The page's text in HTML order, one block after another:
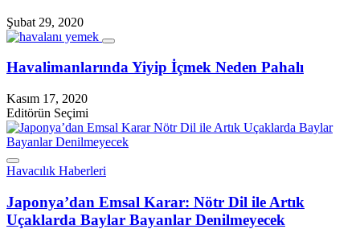
Şubat 29, 2020
Havalimanlarında Yiyip İçmek Neden Pahalı
Kasım 17, 2020
Editörün Seçimi
Havacılık Haberleri
Japonya’dan Emsal Karar: Nötr Dil ile Artık
Uçaklarda Baylar Bayanlar Denilmeyecek